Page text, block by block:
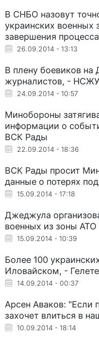
В СНБО назовут
украинских военных
завершения
26.09.2014 - 13:13
В плену боевиков на
журналистов, - НСЖУ
24.09.2014 - 10:57
Минобороны
информации о
ВСК Рады
22.09.2014 - 18:36
ВСК Рады просит
данные о потерях
15.09.2014 - 17:18
Джеджула
военных из зоны АТО
15.09.2014 - 10:39
Более 100
Иловайском, -
14.09.2014 - 00:37
Арсен Аваков: "Если
захочет влиться в
10.09.2014 - 18:14